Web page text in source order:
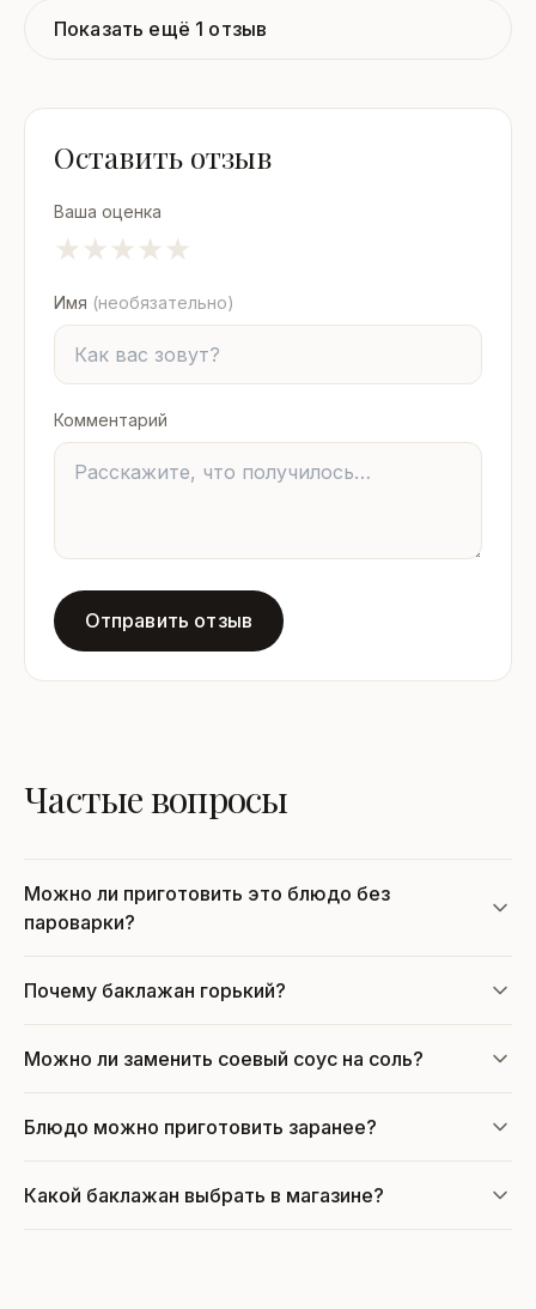
Показать ещё 1 отзыв
Оставить отзыв
Ваша оценка
★
★
★
★
★
Имя (необязательно)
Комментарий
Отправить отзыв
Частые вопросы
Можно ли приготовить это блюдо без
пароварки?
Почему баклажан горький?
Можно ли заменить соевый соус на соль?
Блюдо можно приготовить заранее?
Какой баклажан выбрать в магазине?